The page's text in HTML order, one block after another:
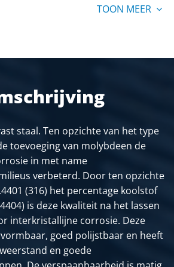
finish 2B 3000x1500x1,5 zonder
54,00
TOON MEER
staal. Ten opzichte van het type
toevoeging van molybdeen de
in met name
verbeterd. Door ten opzichte
(316) het percentage koolstof
is deze kwaliteit na het lassen
interkristallijne corrosie. Deze
goed polijstbaar en heeft
en goede